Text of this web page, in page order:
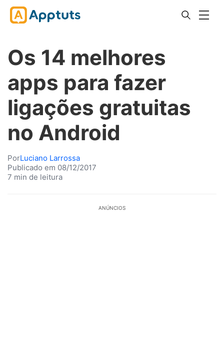
Os 14 melhores
apps para fazer
ligações gratuitas
no Android
PorLuciano Larrossa
Publicado em 08/12/2017
7 min de leitura
ANÚNCIOS